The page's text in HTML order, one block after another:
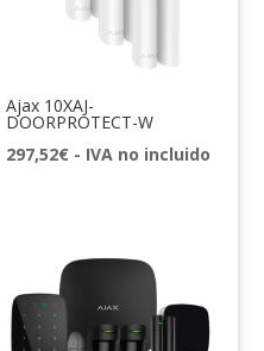
Ajax 10XAJ-
DOORPROTECT-W
297,52€ - IVA no incluido